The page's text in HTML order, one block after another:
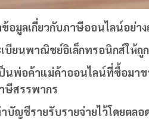
อมูลเกี่ยวกับภาษีออนไลน์อย่า
บียนพาณิชย์อิเล็กทรอนิกส์ให้ถู
นพ่อค้าแม่ค้าออนไลน์ที่ซื้อมาข
ษีสรรพากร
บัญชีรายรับรายจ่ายไว้โดยตลอ